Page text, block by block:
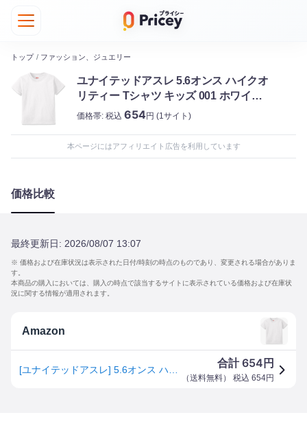
トップ / ファッション、ジュエリー
ユナイテッドアスレ 5.6オンス ハイクオ
リティー Tシャツ キッズ 001 ホワイト
150
価格帯: 税込 654円 (1サイト)
本ページにはアフィリエイト広告を利用しています
価格比較
最終更新日: 2026/08/07 13:07
※ 価格および在庫状況は表示された日付/時刻の時点のものであり、変更される場合がありま
す。
本商品の購入においては、購入の時点で該当するサイトに表示されている価格および在庫状
況に関する情報が適用されます。
Amazon
合計654 円
（送料無料） 税込 654円